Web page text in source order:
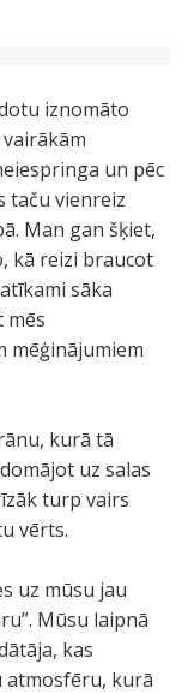
iznomāto
un pēc
taču vienreiz
Man gan šķiet,
kā reizi braucot
sāka
mēs
mēģinājumiem
kurā tā
uz salas
turp vairs
vērts.
uz mūsu jau
Mūsu laipnā
kas
kurā